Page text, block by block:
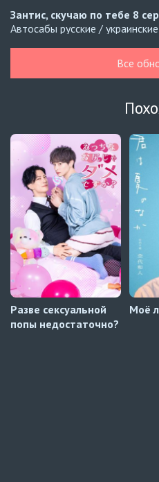
Зантис, скучаю по тебе 8
Автосабы русские / украинские
Автосабы русские / украинские
Давай немного подождём,
Превью
Навечно влюблённые
9 серия
Превью
Навечно влюблённые
8 серия
Автосабы русские / украинские
Все
Разве сексуальной
попы недостаточно?
Моё